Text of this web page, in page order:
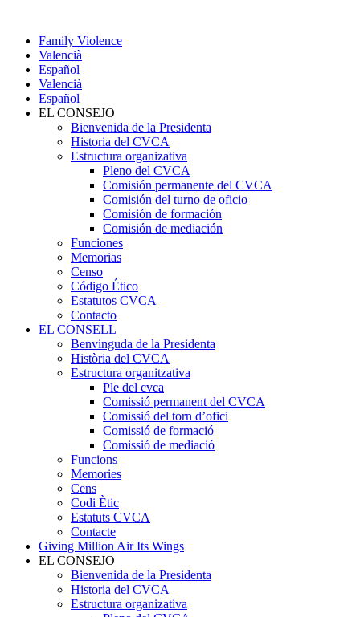
Family Violence
Valencià
Español
Valencià
Español
EL CONSEJO
Bienvenida de la Presidenta
Historia del CVCA
Estructura organizativa
Pleno del CVCA
Comisión permanente del CVCA
Comisión del turno de oficio
Comisión de formación
Comisión de mediación
Funciones
Memorias
Censo
Código Ético
Estatutos CVCA
Contacto
EL CONSELL
Benvinguda de la Presidenta
Història del CVCA
Estructura organitzativa
Ple del cvca
Comissió permanent del CVCA
Comissió del torn d’ofici
Comissió de formació
Comissió de mediació
Funcions
Memories
Cens
Codi Ètic
Estatuts CVCA
Contacte
Giving Million Air Its Wings
EL CONSEJO
Bienvenida de la Presidenta
Historia del CVCA
Estructura organizativa